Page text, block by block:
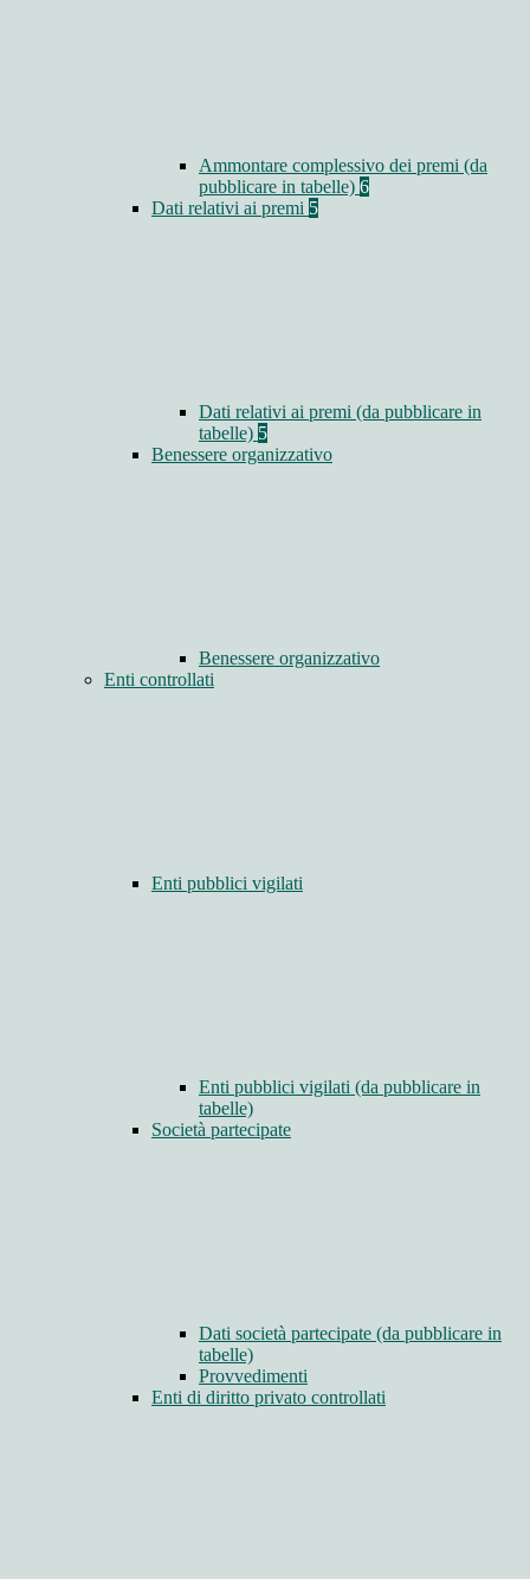
Ammontare complessivo dei premi (da
pubblicare in tabelle) 6
Dati relativi ai premi 5
Dati relativi ai premi (da pubblicare in
tabelle) 5
Benessere organizzativo
Benessere organizzativo
Enti controllati
Enti pubblici vigilati
Enti pubblici vigilati (da pubblicare in
tabelle)
Società partecipate
Dati società partecipate (da pubblicare in
tabelle)
Provvedimenti
Enti di diritto privato controllati